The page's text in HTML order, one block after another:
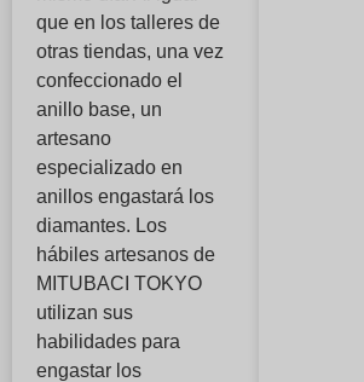
que en los talleres de
otras tiendas, una vez
confeccionado el
anillo base, un
artesano
especializado en
anillos engastará los
diamantes. Los
hábiles artesanos de
MITUBACI TOKYO
utilizan sus
habilidades para
engastar los